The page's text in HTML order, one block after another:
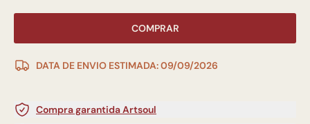
COMPRAR
DATA DE ENVIO ESTIMADA: 09/09/2026
Compra garantida Artsoul